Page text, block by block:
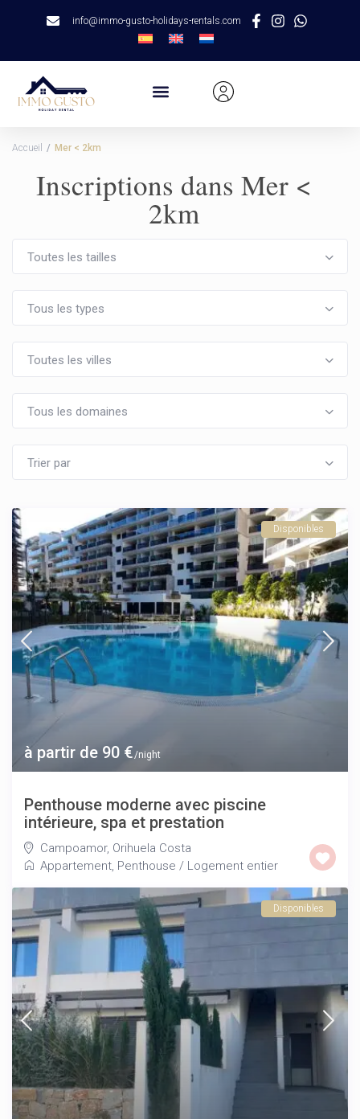
info@immo-gusto-holidays-rentals.com
Accueil Mer < 2km
Inscriptions dans Mer <
2km
Toutes les tailles
Tous les types
Toutes les villes
Tous les domaines
Trier par
à partir de 90 €/night
Disponibles
Penthouse moderne avec piscine
intérieure, spa et prestation
Campoamor, Orihuela Costa
Appartement, Penthouse / Logement entier
Disponibles